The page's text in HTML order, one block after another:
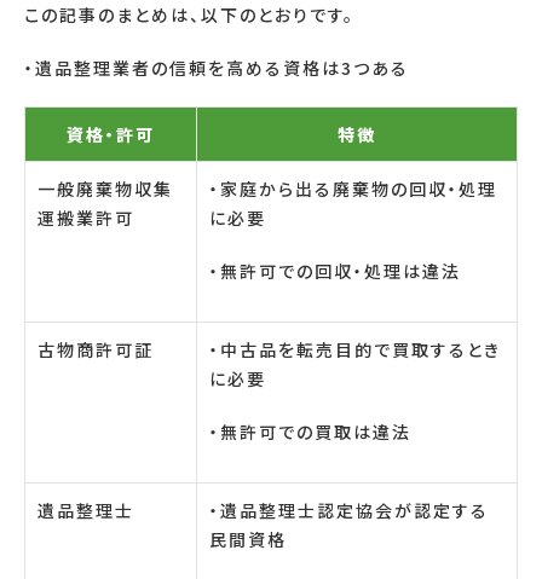
この記事のまとめは、以下のとおりです。
・遺品整理業者の信頼を高める資格は3 つある
資格・許可 特徴
一般廃棄物収集
運搬業許可
・家庭から出る廃棄物の回収・処理
に必要
・無許可での回収・処理は違法
古物商許可証
・中古品を転売目的で買取するとき
に必要
・無許可での買取は違法
遺品整理士
・遺品整理士認定協会が認定する
民間資格